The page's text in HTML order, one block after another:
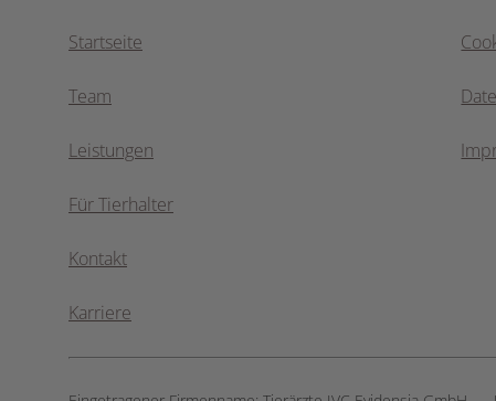
Startseite
Team
Leistungen
Für Tierhalter
Kontakt
Karriere